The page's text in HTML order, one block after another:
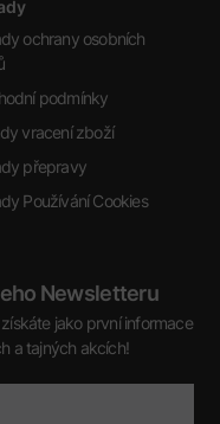
ochrany osobních
podmínky
vracení zboží
přepravy
Používání Cookies
Newsletteru
jako první informace
a tajných akcích!